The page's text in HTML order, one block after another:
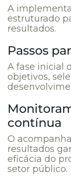
A
estruturado
resultados.
Passos
A fase inicial
objetivos,
contínua
O
resultados
eficácia do
setor público.